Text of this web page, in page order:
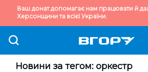
Ваш донат допомагає нам працювати й
Херсонщини та всієї України.
Новини за тегом: оркестр